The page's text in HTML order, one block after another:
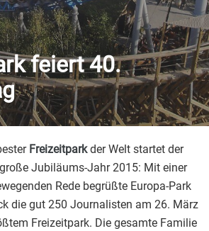
feiert 40.
Freizeitparkder Welt startet der
Jubiläums-Jahr 2015: Mit einer
Rede begrüßte Europa-Park
die gut 250 Journalisten am 26. März
Freizeitpark. Die gesamte Familie